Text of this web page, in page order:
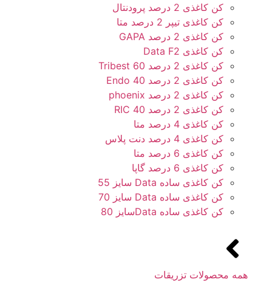
کن کاغذی 2 درصد پرودنتال
کن کاغذی تیپر 2 درصد متا
کن کاغذی 2 درصد GAPA
کن کاغذی Data F2
کن کاغذی 2 درصد 60 Tribest
کن کاغذی 2 درصد 40 Endo
کن کاغذی 2 درصد phoenix
کن کاغذی 2 درصد 40 RIC
کن کاغذی 4 درصد متا
کن کاغذی 4 درصد دنت پلاس
کن کاغذی 6 درصد متا
کن کاغذی 6 درصد گاپا
کن کاغذی ساده Data سایز 55
کن کاغذی ساده Data سایز 70
کن کاغذی ساده Dataسایز 80
همه محصولات تزریقات